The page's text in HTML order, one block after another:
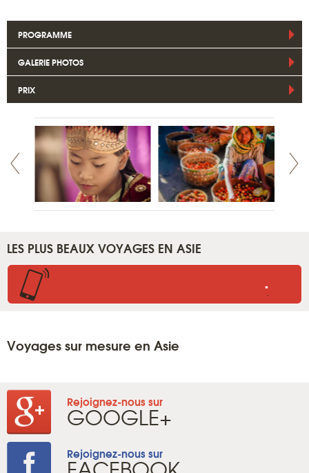
PROGRAMME
GALERIE PHOTOS
PRIX
LES PLUS BEAUX VOYAGES EN ASIE
..
Voyages sur mesure en Asie
Rejoignez-nous sur
GOOGLE+
Rejoignez-nous sur